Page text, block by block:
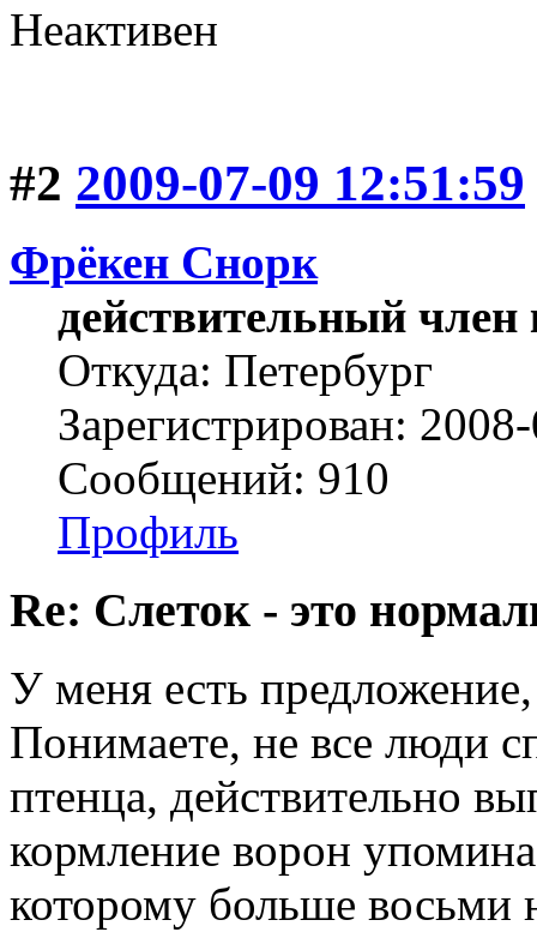
Неактивен
#2 2009-07-09 12:51:59
Фрёкен Снорк
действительный член
Откуда: Петербург
Зарегистрирован:
Сообщений: 910
Профиль
Re: Слеток - это
У меня есть
Понимаете, не все люди
птенца, действительно
кормление ворон
которому больше восьми